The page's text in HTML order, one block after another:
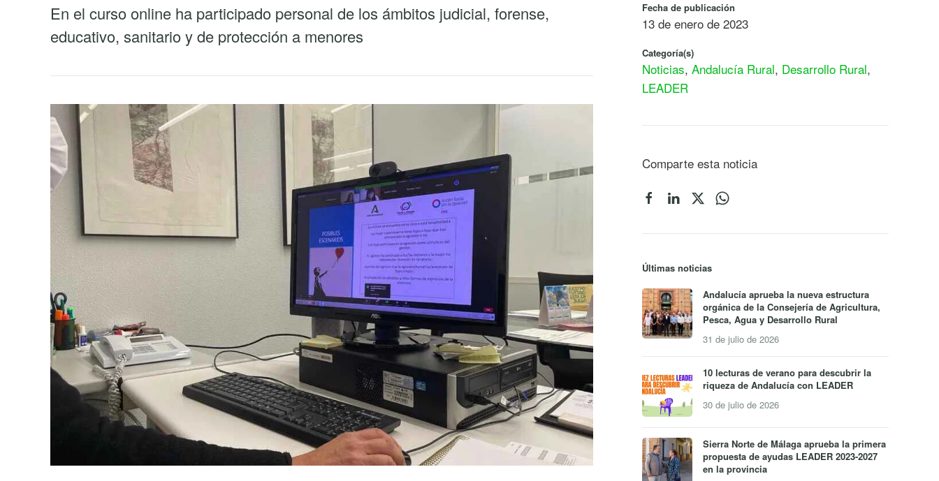
En el curso online ha participado personal de los ámbitos judicial, forense,
educativo, sanitario y de protección a menores
Fecha de publicación
13 de enero de 2023
Categoría(s)
Noticias, Andalucía Rural, Desarrollo Rural,
LEADER
Comparte esta noticia
Últimas noticias
Andalucía aprueba la nueva estructura
orgánica de la Consejería de Agricultura,
Pesca, Agua y Desarrollo Rural
31 de julio de 2026
10 lecturas de verano para descubrir la
riqueza de Andalucía con LEADER
30 de julio de 2026
Sierra Norte de Málaga aprueba la primera
propuesta de ayudas LEADER 2023-2027
en la provincia